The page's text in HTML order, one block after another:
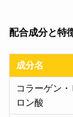
配合成分と特
成分名
コラーゲン
ロン酸